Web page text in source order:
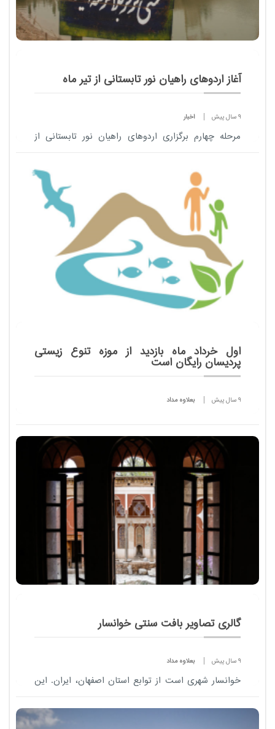
آغاز اردوهای راهیان نور تابستانی از تیر ماه
9 سال پیش اخبار
مرحله چهارم برگزاری اردوهای راهیان نور تابستانی از
اول خرداد ماه بازدید از موزه تنوع زیستی
پردیسان رایگان است
9 سال پیش بعلاوه مداد
مناسبت روز جهانی تنوع زیستی مصادف با اول خرداد ماه
رایگان اعلام شد.
گالری تصاویر بافت سنتی خوانسار
9 سال پیش بعلاوه مداد
خوانسار شهری است از توابع استان اصفهان، ایران. این